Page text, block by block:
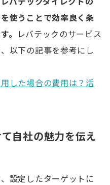
使うことで効率良く条
。
レバテックのサービス
以下の記事を参考にし
した場合の費用は？活
自社の魅力を伝え
設定したターゲットに